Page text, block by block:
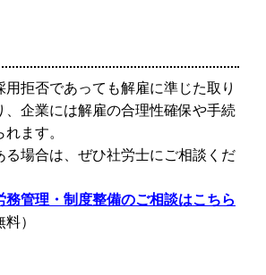
拒否であっても解雇に準じた取り
、企業には解雇の合理性確保や手続
ます。
場合は、ぜひ社労士にご相談くだ
務管理・制度整備のご相談はこちら
）